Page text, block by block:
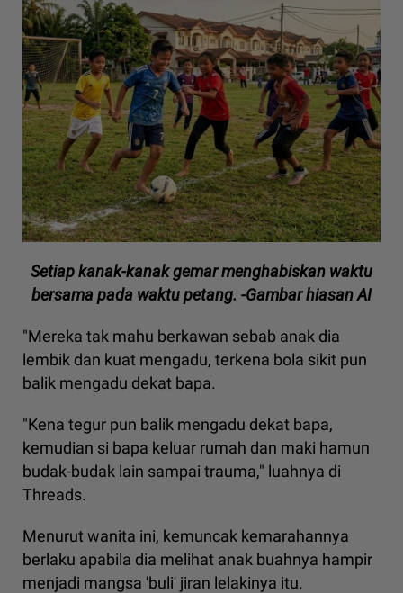
Setiap kanak-kanak gemar menghabiskan waktu
bersama pada waktu petang. -Gambar hiasan AI
"Mereka tak mahu berkawan sebab anak dia
lembik dan kuat mengadu, terkena bola sikit pun
balik mengadu dekat bapa.
"Kena tegur pun balik mengadu dekat bapa,
kemudian si bapa keluar rumah dan maki hamun
budak-budak lain sampai trauma," luahnya di
Threads.
Menurut wanita ini, kemuncak kemarahannya
berlaku apabila dia melihat anak buahnya hampir
menjadi mangsa 'buli' jiran lelakinya itu.